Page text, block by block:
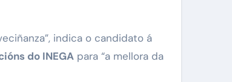
indica o candidato á
do INEGA para “a mellora da